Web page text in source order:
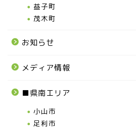
益子町
茂木町
お知らせ
メディア情報
■県南エリア
小山市
足利市